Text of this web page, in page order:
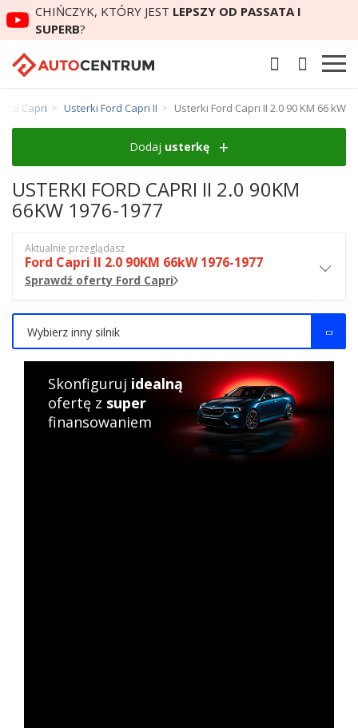
CHIŃCZYK, KTÓRY JEST LEPSZY OD PASSATA I
SUPERB?
Capri Usterki Ford Capri II Usterki Ford Capri II 2.0 90 KM 66 kW
Dodaj usterkę
USTERKI FORD CAPRI II 2.0 90KM
66KW 1976-1977
Aktualnie przeglądasz
Ford Capri II 2.0 90KM 66kW 1976-1977
Sprawdź oferty Ford Capri
Wybierz inny silnik
Skonfiguruj idealną
ofertę z super
finansowaniem